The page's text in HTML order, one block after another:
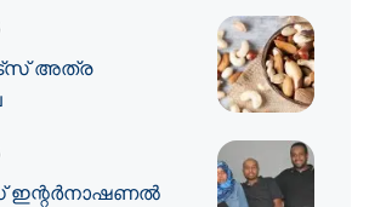
അത്ര
ഇന്റർനാഷണൽ